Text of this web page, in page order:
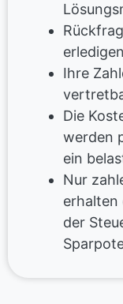
Ihre
Die
werden
ein
Nur
erhalten
der